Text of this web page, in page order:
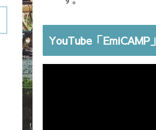
YouTube「EmiCAMP」